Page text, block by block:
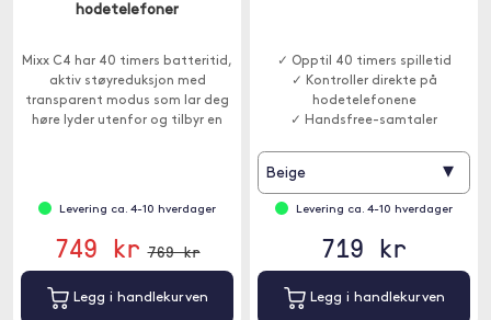
hodetelefoner
Mixx C4 har 40 timers batteritid,
aktiv støyreduksjon med
transparent modus som lar deg
høre lyder utenfor og tilbyr en
Levering ca. 4-10 hverdager
749 kr 769 kr
Legg i handlekurven
✓ Opptil 40 timers spilletid
✓ Kontroller direkte på
hodetelefonene
✓ Handsfree-samtaler
Beige ▾
Levering ca. 4-10 hverdager
719 kr
Legg i handlekurven